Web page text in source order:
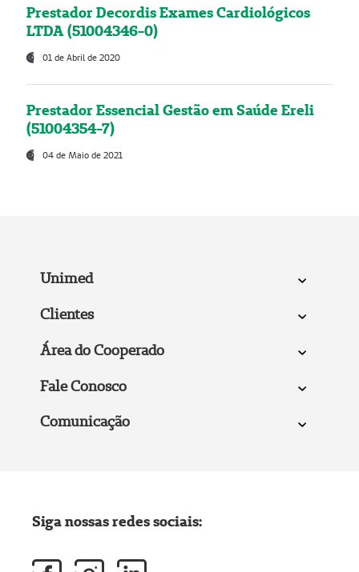
Prestador Decordis Exames Cardiológicos
LTDA (51004346-0)
01 de Abril de 2020
Prestador Essencial Gestão em Saúde Ereli
(51004354-7)
04 de Maio de 2021
Unimed
Clientes
Área do Cooperado
Fale Conosco
Comunicação
Siga nossas redes sociais: